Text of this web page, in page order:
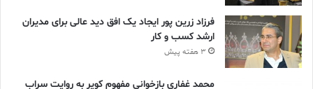
فرزاد زرین پور ایجاد یک افق دید عالی برای مدیران
ارشد کسب و کار
3 هفته پیش
محمد غفاری بازخوانی مفهوم کویر به روایت سراب